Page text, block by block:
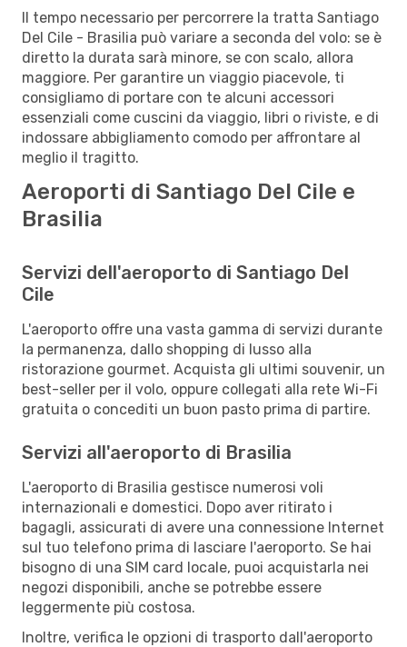
Il tempo necessario per percorrere la tratta Santiago
Del Cile - Brasilia può variare a seconda del volo: se è
diretto la durata sarà minore, se con scalo, allora
maggiore. Per garantire un viaggio piacevole, ti
consigliamo di portare con te alcuni accessori
essenziali come cuscini da viaggio, libri o riviste, e di
indossare abbigliamento comodo per affrontare al
meglio il tragitto.
Aeroporti di Santiago Del Cile e
Brasilia
Servizi dell'aeroporto di Santiago Del
Cile
L'aeroporto offre una vasta gamma di servizi durante
la permanenza, dallo shopping di lusso alla
ristorazione gourmet. Acquista gli ultimi souvenir, un
best-seller per il volo, oppure collegati alla rete Wi-Fi
gratuita o concediti un buon pasto prima di partire.
Servizi all'aeroporto di Brasilia
L'aeroporto di Brasilia gestisce numerosi voli
internazionali e domestici. Dopo aver ritirato i
bagagli, assicurati di avere una connessione Internet
sul tuo telefono prima di lasciare l'aeroporto. Se hai
bisogno di una SIM card locale, puoi acquistarla nei
negozi disponibili, anche se potrebbe essere
leggermente più costosa.
Inoltre, verifica le opzioni di trasporto dall'aeroporto